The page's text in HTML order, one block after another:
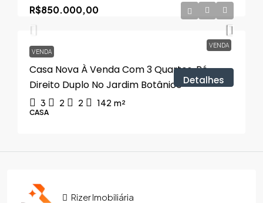
VENDA
R$850.000,00
VENDA
Casa Nova À Venda Com 3 Quartos, Pé-
Direito Duplo No Jardim Botânico
3 2 2 142 m²
CASA
Detalhes
Rizer Imobiliária